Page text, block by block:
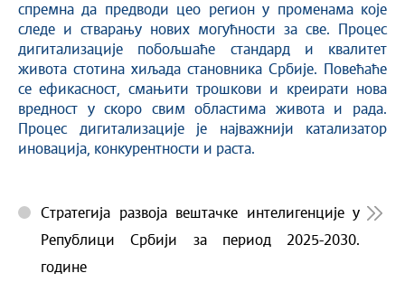
спремна да предводи цео регион у променама које
следе и стварању нових могућности за све. Процес
дигитализације побољшаће стандард и квалитет
живота стотина хиљада становника Србије. Повећаће
се ефикасност, смањити трошкови и креирати нова
вредност у скоро свим областима живота и рада.
Процес дигитализације је најважнији катализатор
иновација, конкурентности и раста.
Стратегија развоја вештачке интелигенције у
Републици Србији за период 2025-2030.
године